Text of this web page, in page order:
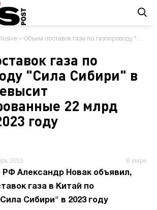
» Объем поставок газа по газопроводу "Сила Сибири" в Китай превысит запланированные 22 млрд куб. м в 2023 году
газа по
"Сила Сибири" в
22 млрд
году
2023 В мире
РФ Александр Новак объявил,
газа в Китай по
Сибири" в 2023 году